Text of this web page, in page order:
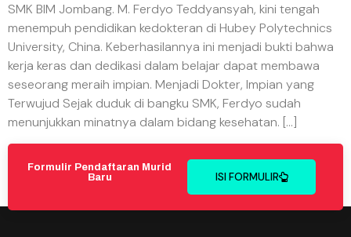
SMK BIM Jombang. M. Ferdyo Teddyansyah, kini tengah
menempuh pendidikan kedokteran di Hubey Polytechnics
University, China. Keberhasilannya ini menjadi bukti bahwa
kerja keras dan dedikasi dalam belajar dapat membawa
seseorang meraih impian. Menjadi Dokter, Impian yang
Terwujud Sejak duduk di bangku SMK, Ferdyo sudah
menunjukkan minatnya dalam bidang kesehatan. […]
Formulir Pendaftaran Murid
Baru
ISI FORMULIR